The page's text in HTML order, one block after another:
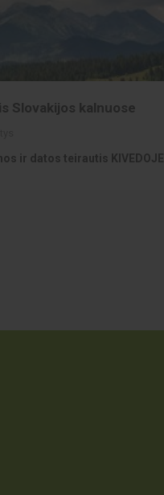
Slovakijos kalnuose
ir datos teirautis KIVEDOJE